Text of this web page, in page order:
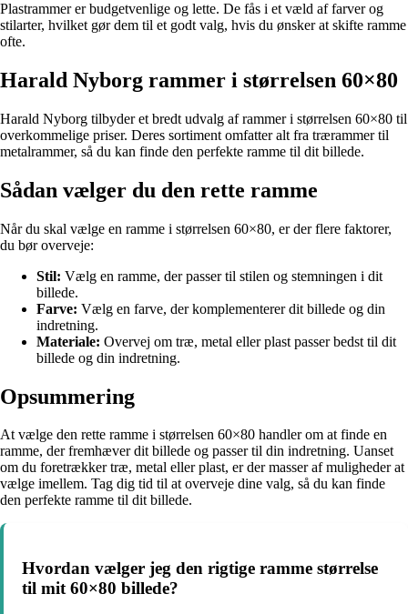
Plastrammer er budgetvenlige og lette. De fås i et væld af farver og
stilarter, hvilket gør dem til et godt valg, hvis du ønsker at skifte ramme
ofte.
Harald Nyborg rammer i størrelsen 60×80
Harald Nyborg tilbyder et bredt udvalg af rammer i størrelsen 60×80 til
overkommelige priser. Deres sortiment omfatter alt fra trærammer til
metalrammer, så du kan finde den perfekte ramme til dit billede.
Sådan vælger du den rette ramme
Når du skal vælge en ramme i størrelsen 60×80, er der flere faktorer,
du bør overveje:
Stil: Vælg en ramme, der passer til stilen og stemningen i dit
billede.
Farve: Vælg en farve, der komplementerer dit billede og din
indretning.
Materiale: Overvej om træ, metal eller plast passer bedst til dit
billede og din indretning.
Opsummering
At vælge den rette ramme i størrelsen 60×80 handler om at finde en
ramme, der fremhæver dit billede og passer til din indretning. Uanset
om du foretrækker træ, metal eller plast, er der masser af muligheder at
vælge imellem. Tag dig tid til at overveje dine valg, så du kan finde
den perfekte ramme til dit billede.
Hvordan vælger jeg den rigtige ramme størrelse
til mit 60×80 billede?